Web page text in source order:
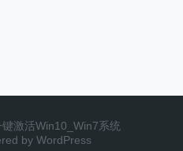
激活Win10_Win7系统
by WordPress